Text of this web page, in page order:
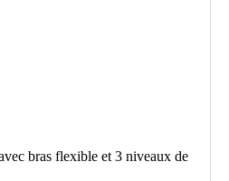
bras flexible et 3 niveaux de